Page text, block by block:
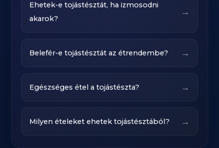
Ehetek-e tojástésztát, ha izmosodni
akarok?
→
Belefér-e tojástésztát az étrendembe? →
Egészséges étel a tojástészta? →
Milyen ételeket ehetek tojástésztából? →